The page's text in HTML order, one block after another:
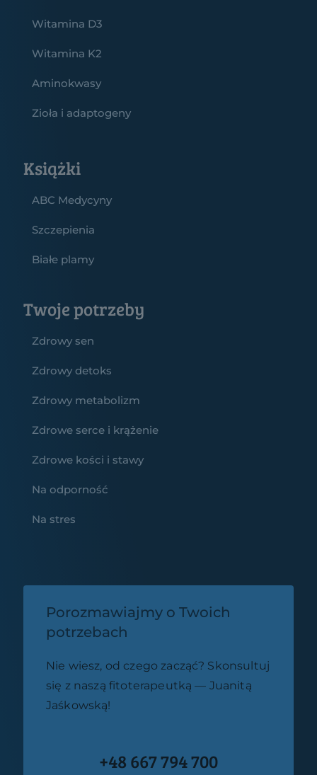
Witamina D3
Witamina K2
Aminokwasy
Zioła i adaptogeny
Książki
ABC Medycyny
Szczepienia
Białe plamy
Twoje potrzeby
Zdrowy sen
Zdrowy detoks
Zdrowy metabolizm
Zdrowe serce i krążenie
Zdrowe kości i stawy
Na odporność
Na stres
Porozmawiajmy o Twoich
potrzebach
Nie wiesz, od czego zacząć? Skonsultuj
się z naszą fitoterapeutką — Juanitą
Jaśkowską!
+48 667 794 700